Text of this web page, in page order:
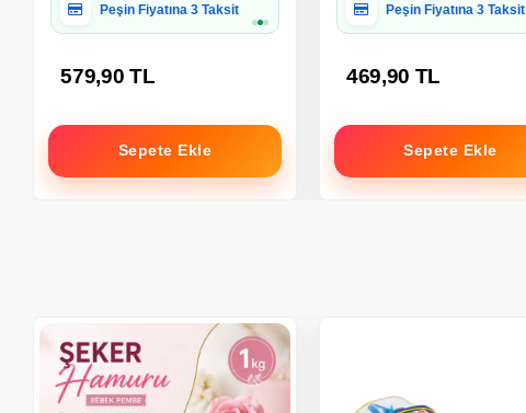
Hediye Paketine Uygun
579,90 TL
Sepete Ekle
Hediye Paketine Uygun
469,90 TL
Sepete Ekle